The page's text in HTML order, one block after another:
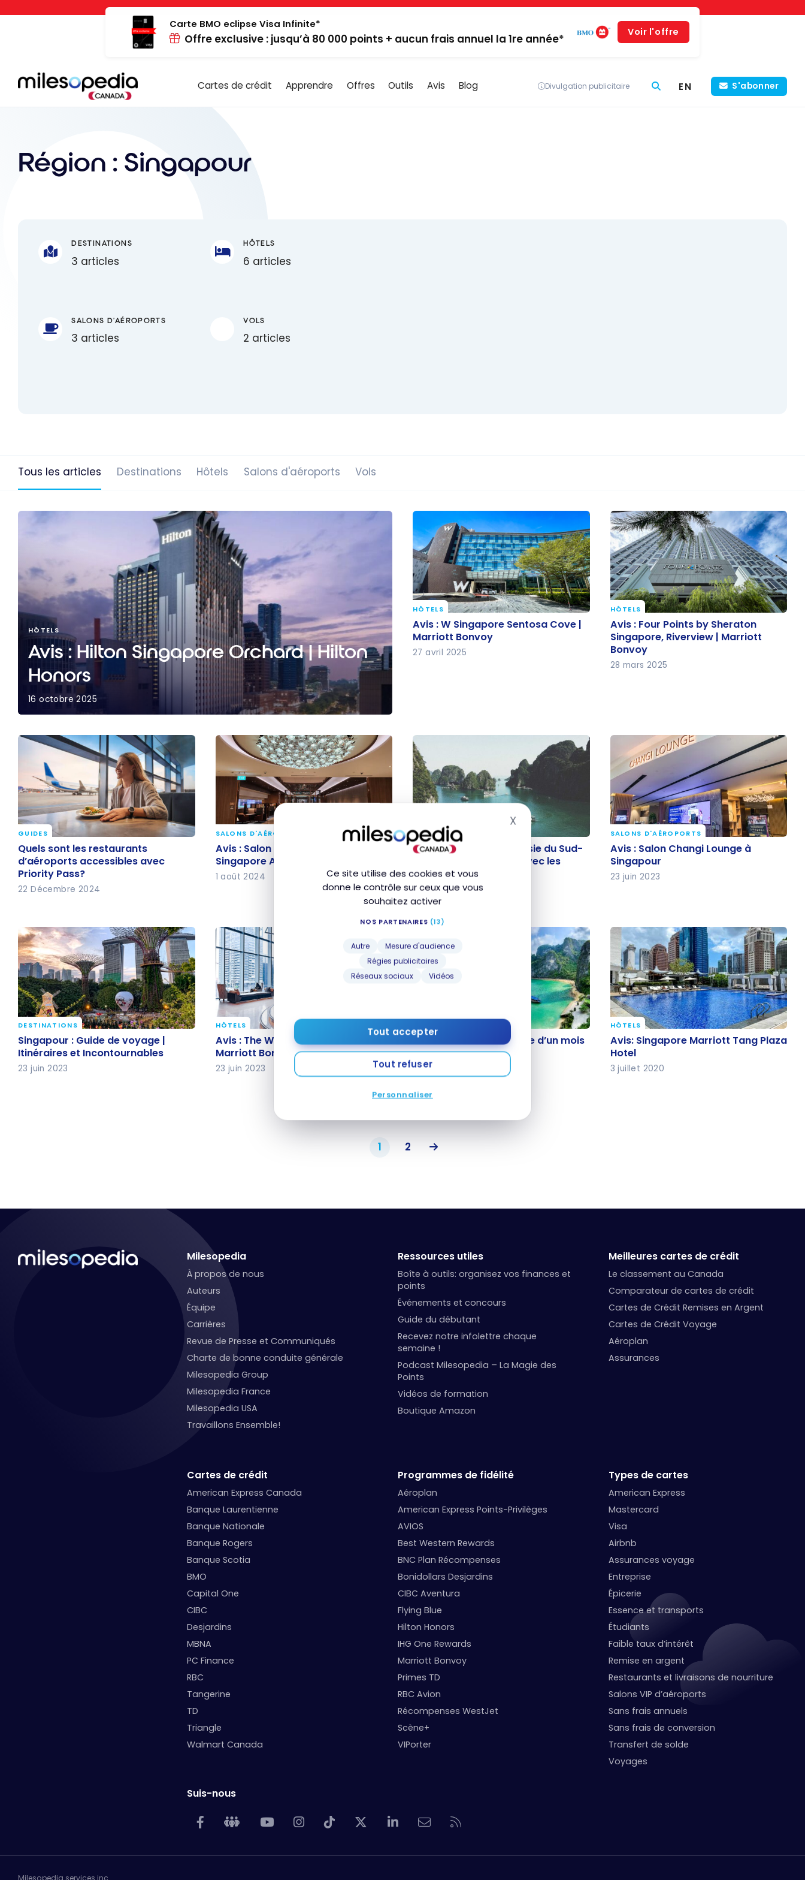
Panneau de gestion des cookies
Ce site utilise des cookies et vous
donne le contrôle sur ceux que vous
souhaitez activer
NOS PARTENAIRES (13)
Autre
Mesure d'audience
Régies publicitaires
Réseaux sociaux
Vidéos
Tout accepter
Tout refuser
Personnaliser
XMasquer le bandeau des cookies
Carte BMO eclipse Visa Infinite*
Offre exclusive : jusqu’à 80 000 points + aucun frais annuel la 1re année*
Voir l'offre
Cartes de crédit Apprendre Offres Outils Avis Blog Divulgation publicitaire EN S'abonner
Région : Singapour
DESTINATIONS
3 articles
HÔTELS
6 articles
SALONS D'AÉROPORTS
3 articles
VOLS
2 articles
Tous les articles Destinations Hôtels Salons d'aéroports Vols
HÔTELS
Avis : Hilton Singapore Orchard | Hilton
Honors
16 octobre 2025
Avis : W Singapore Sentosa Cove |
Marriott Bonvoy
HÔTELS
Avis : W Singapore Sentosa Cove |
Marriott Bonvoy
27 avril 2025
Avis : Four Points by Sheraton
Singapore, Riverview | Marriott
Bonvoy
HÔTELS
Avis : Four Points by Sheraton
Singapore, Riverview | Marriott
Bonvoy
28 mars 2025
Quels sont les restaurants
d’aéroports accessibles avec
Priority Pass?
GUIDES
Quels sont les restaurants
d’aéroports accessibles avec
Priority Pass?
22 Décembre 2024
Avis : Salon The Private Room de
Singapore Airlines
SALONS D'AÉROPORTS
Avis : Salon The Private Room de
Singapore Airlines
1 août 2024
Témoignage : Visiter l’Asie du
Sud-Est en classe affaires avec
les points
TÉMOIGNAGES
Témoignage : Visiter l’Asie du Sud-
Est en classe affaires avec les
points
7 août 2023
Avis : Salon Changi Lounge à
Singapour
SALONS D'AÉROPORTS
Avis : Salon Changi Lounge à
Singapour
23 juin 2023
Singapour : Guide de voyage |
Itinéraires et Incontournables
DESTINATIONS
Singapour : Guide de voyage |
Itinéraires et Incontournables
23 juin 2023
Avis : The Westin Singapore |
Marriott Bonvoy
HÔTELS
Avis : The Westin Singapore |
Marriott Bonvoy
23 juin 2023
Asie du Sud-Est : Voyage d’un
mois avec les points
Asie du Sud-Est : Voyage d’un mois
avec les points
20 Décembre 2022
Avis: Singapore Marriott Tang
Plaza Hotel
HÔTELS
Avis: Singapore Marriott Tang Plaza
Hotel
3 juillet 2020
1 2
Milesopedia
À propos de nous
Auteurs
Équipe
Carrières
Revue de Presse et Communiqués
Charte de bonne conduite générale
Milesopedia Group
Milesopedia France
Milesopedia USA
Travaillons Ensemble!
Ressources utiles
Boîte à outils: organisez vos finances et
points
Événements et concours
Guide du débutant
Recevez notre infolettre chaque
semaine !
Podcast Milesopedia – La Magie des
Points
Vidéos de formation
Boutique Amazon
Meilleures cartes de crédit
Le classement au Canada
Comparateur de cartes de crédit
Cartes de Crédit Remises en Argent
Cartes de Crédit Voyage
Aéroplan
Assurances
Cartes de crédit
American Express Canada
Banque Laurentienne
Banque Nationale
Banque Rogers
Banque Scotia
BMO
Capital One
CIBC
Desjardins
MBNA
PC Finance
RBC
Tangerine
TD
Triangle
Walmart Canada
Programmes de fidélité
Aéroplan
American Express Points-Privilèges
AVIOS
Best Western Rewards
BNC Plan Récompenses
Bonidollars Desjardins
CIBC Aventura
Flying Blue
Hilton Honors
IHG One Rewards
Marriott Bonvoy
Primes TD
RBC Avion
Récompenses WestJet
Scène+
VIPorter
Types de cartes
American Express
Mastercard
Visa
Airbnb
Assurances voyage
Entreprise
Épicerie
Essence et transports
Étudiants
Faible taux d’intérêt
Remise en argent
Restaurants et livraisons de nourriture
Salons VIP d’aéroports
Sans frais annuels
Sans frais de conversion
Transfert de solde
Voyages
Suis-nous
Milesopedia services inc.